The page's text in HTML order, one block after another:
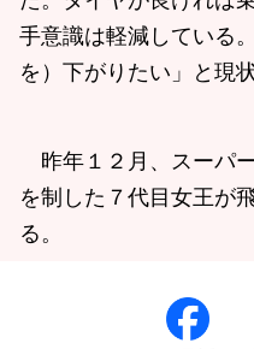
手意識は軽減している
を）下がりたい」と現
昨年１２月、スーパ
を制した７代目女王が
る。